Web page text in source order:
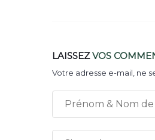
LAISSEZVOS
Votre adresse e-mail, ne